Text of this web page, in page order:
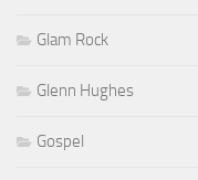
Glam Rock
Glenn Hughes
Gospel